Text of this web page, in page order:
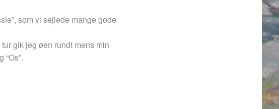
som vi sejlede mange gode
gik jeg øen rundt mens min